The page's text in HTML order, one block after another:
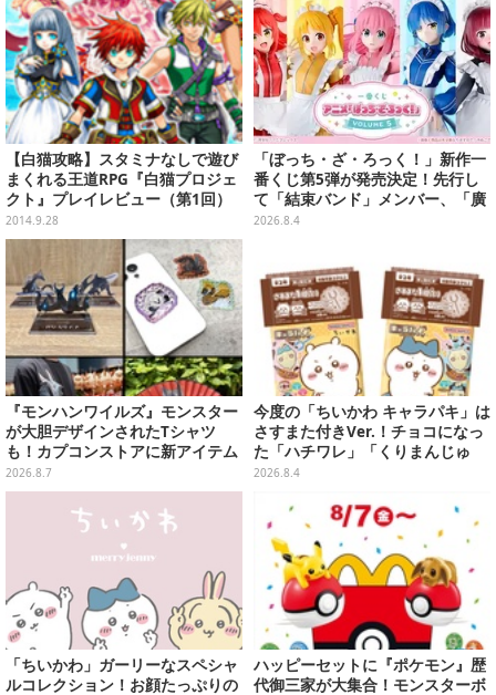
【白猫攻略】スタミナなしで遊び
まくれる王道RPG『白猫プロジェ
クト』プレイレビュー（第1回）
2014.9.28
「ぼっち・ざ・ろっく！」新作一
番くじ第5弾が発売決定！先行し
て「結束バンド」メンバー、「廣
井きくり」のメイド衣装フィギュ
2026.8.4
『モンハンワイルズ』モンスター
が大胆デザインされたTシャツ
も！カプコンストアに新アイテム
が続々登場
2026.8.7
今度の「ちいかわ キャラパキ」は
さすまた付きVer.！チョコになっ
た「ハチワレ」「くりまんじゅ
う」たちも可愛い全8種
2026.8.4
「ちいかわ」ガーリーなスペシャ
ルコレクション！お顔たっぷりの
ハッピーセットに『ポケモン』歴
代御三家が大集合！モンスターボ